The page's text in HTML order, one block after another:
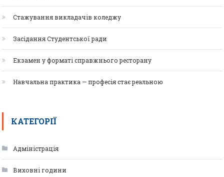
Стажування викладачів коледжу
Засідання Студентської ради
Екзамен у форматі справжнього ресторану
Навчальна практика — професія стає реальною
КАТЕГОРІЇ
Адміністрація
Виховні години